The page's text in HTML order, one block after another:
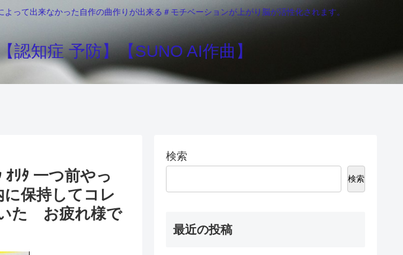
って出来なかった自作の曲作りが出来る＃モチベーションが上がり脳が活性化されます。
認知症 予防】【SUNO AI作曲】
ﾘﾀ 一つ前やっ
保持してコレ
た お疲れ様で
検索
検索
最近の投稿